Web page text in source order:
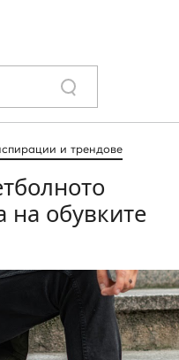
и трендове
на обувките